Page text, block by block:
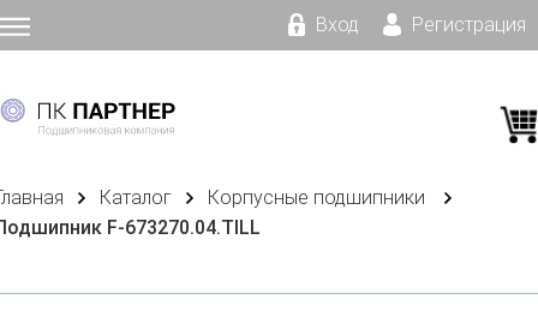
Вход Регистрация
Каталог
Корпусные подшипники
F-673270.04.TILL